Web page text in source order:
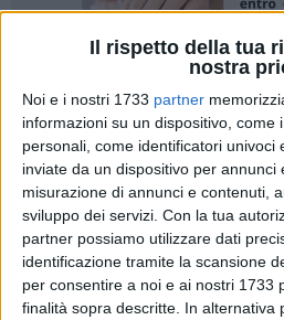
Il rispetto della tua
nostra
Noi e i nostri 1733 partner
informazioni su un dispositivo, come
personali, come identificatori univoci
inviate da un dispositivo per annunci
misurazione di annunci e contenuti,
sviluppo dei servizi. Con la tua
partner possiamo utilizzare dati
identificazione tramite la scansione
per consentire a noi e ai nostri 1733
finalità sopra descritte. In alternativa
16
Ha investito una donna ed è
mattinata, verso le 13, vicino